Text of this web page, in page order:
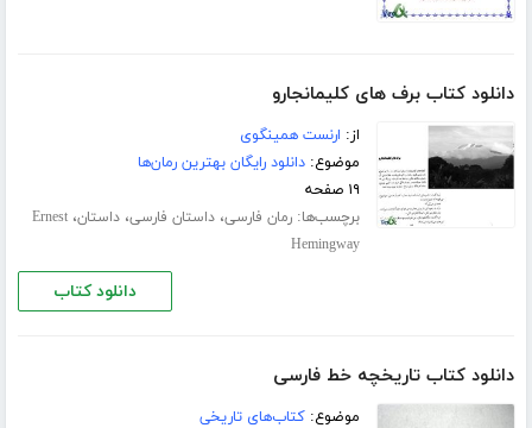
دانلود کتاب برف های کلیمانجارو
از: ارنست همینگوی
موضوع:دانلود رایگان بهترین رمان‌ها
۱۹ صفحه
برچسب‌ها:رمان فارسی،داستان فارسی،داستان،Ernest
Hemingway
دانلود کتاب
دانلود کتاب تاریخچه خط فارسی
موضوع:کتاب‌های تاریخی